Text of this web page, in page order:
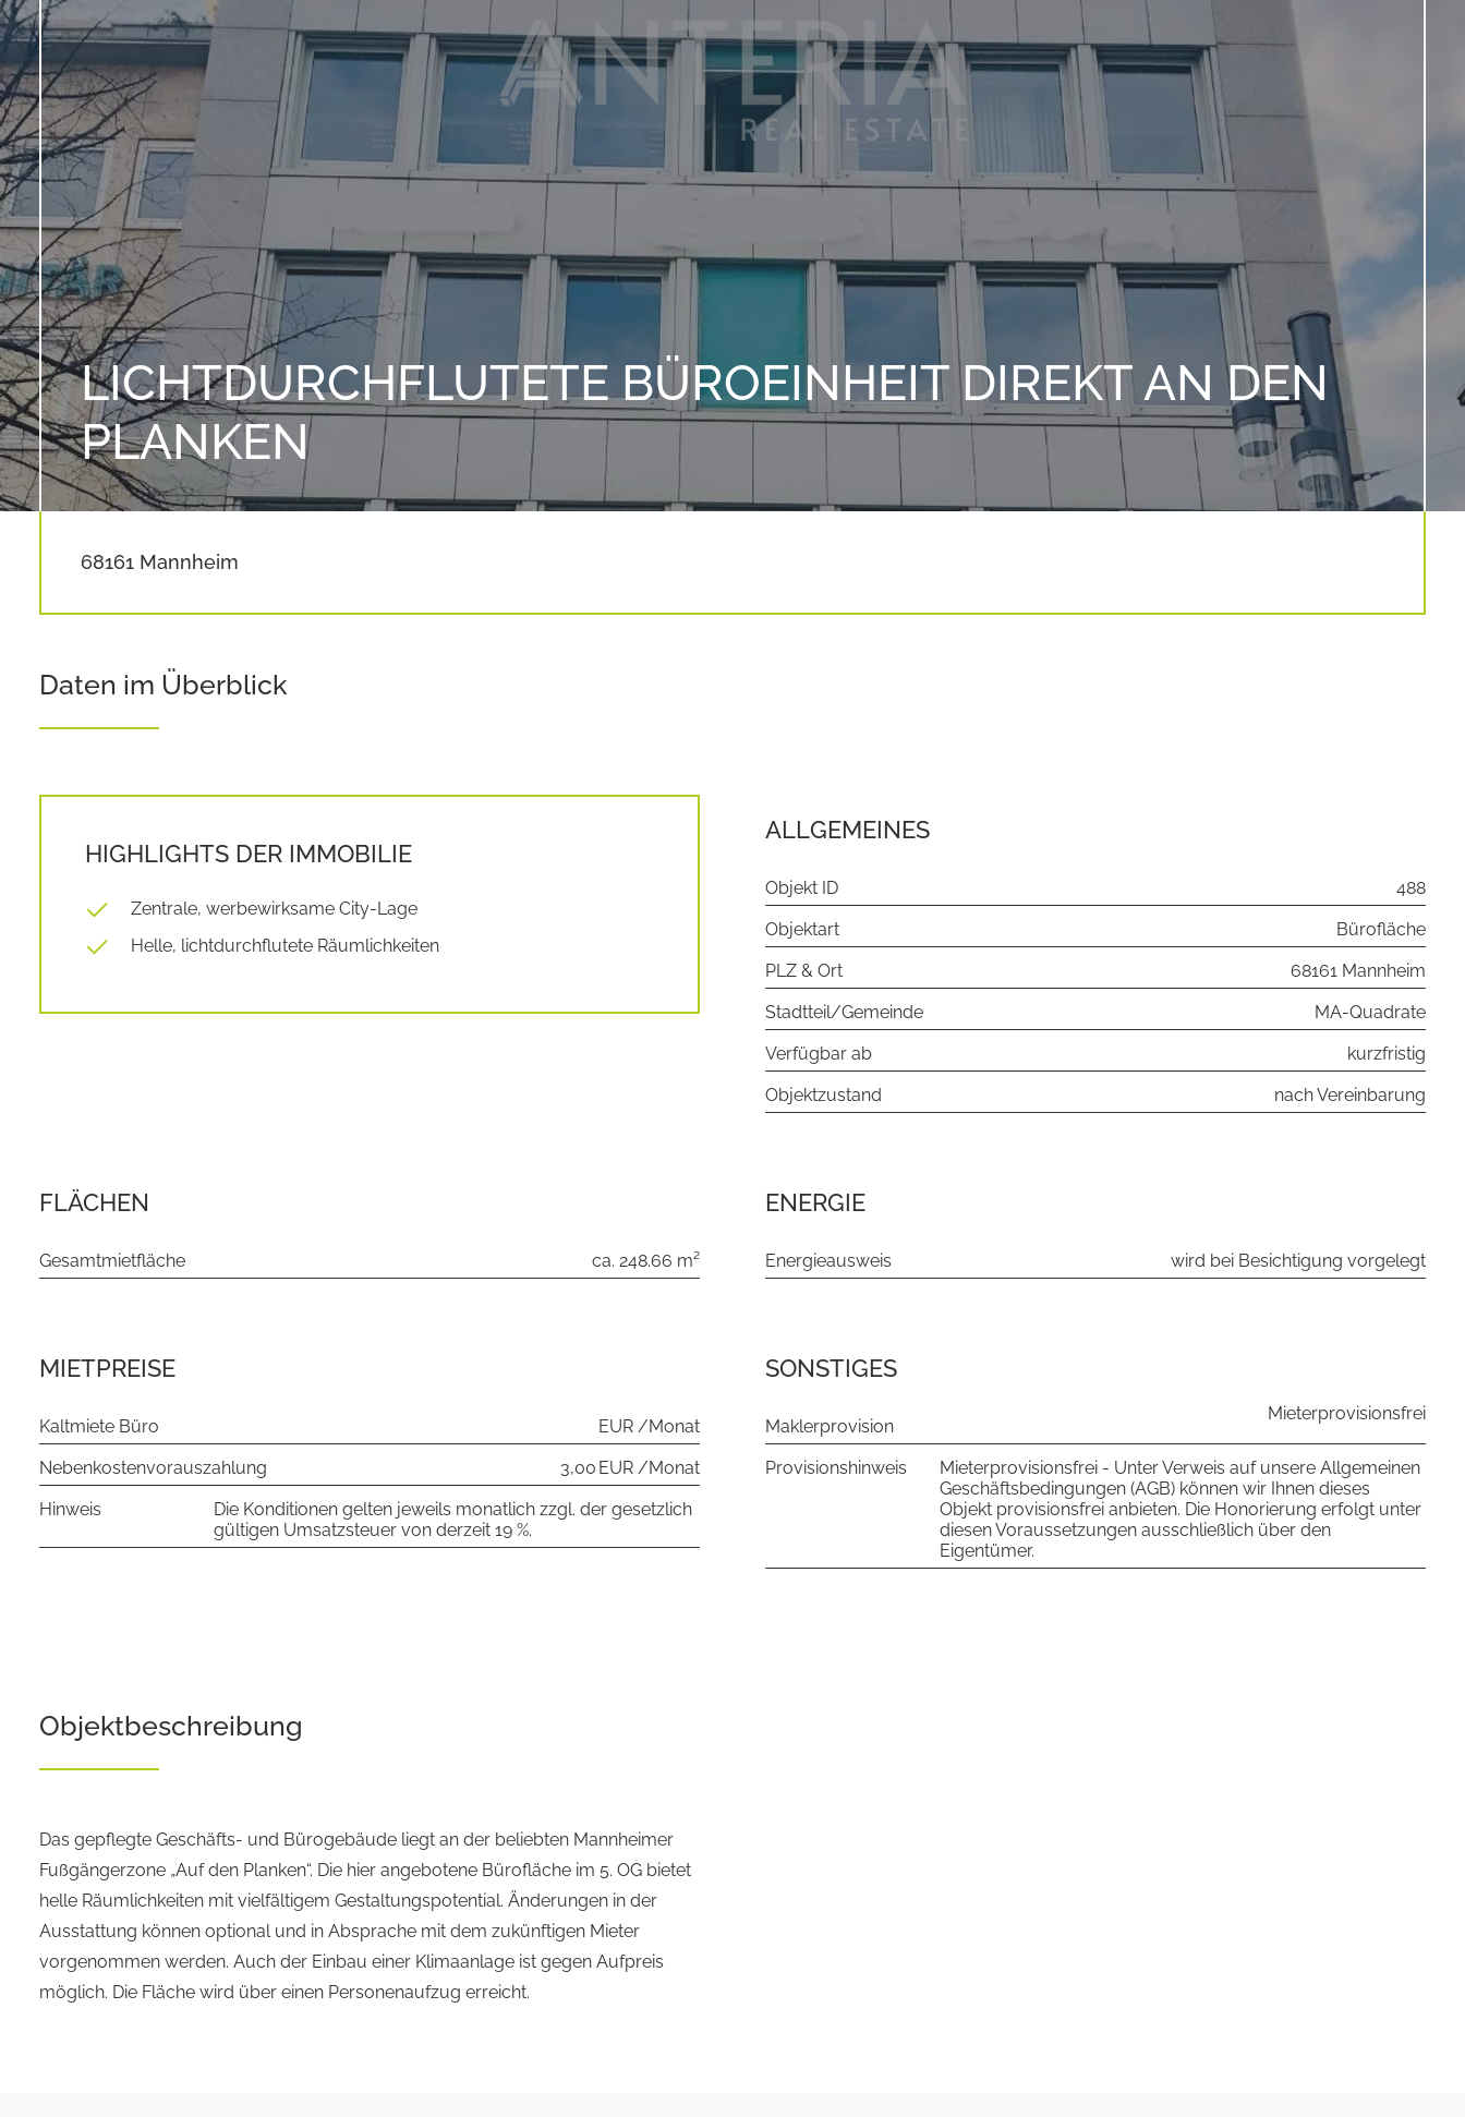
LICHTDURCHFLUTETE BÜROEINHEIT DIREKT AN DEN
PLANKEN
68161 Mannheim
Daten im Überblick
HIGHLIGHTS DER IMMOBILIE
Zentrale, werbewirksame City-Lage
Helle, lichtdurchflutete Räumlichkeiten
ALLGEMEINES
Objekt ID
488
Objektart
Bürofläche
PLZ & Ort
68161 Mannheim
Stadtteil/Gemeinde
MA-Quadrate
Verfügbar ab
kurzfristig
Objektzustand
nach Vereinbarung
FLÄCHEN
Gesamtmietfläche ca. 248.66 m²
ENERGIE
Energieausweis wird bei Besichtigung vorgelegt
MIETPREISE
Kaltmiete Büro
EUR /Monat
Nebenkostenvorauszahlung
3,00 EUR /Monat
Hinweis
Die Konditionen gelten jeweils monatlich zzgl. der gesetzlich
gültigen Umsatzsteuer von derzeit 19 %.
SONSTIGES
Maklerprovision
Mieterprovisionsfrei
Provisionshinweis
Mieterprovisionsfrei - Unter Verweis auf unsere Allgemeinen
Geschäftsbedingungen (AGB) können wir Ihnen dieses
Objekt provisionsfrei anbieten. Die Honorierung erfolgt unter
diesen Voraussetzungen ausschließlich über den
Eigentümer.
Objekt­beschreibung
Das gepflegte Geschäfts- und Bürogebäude liegt an der beliebten Mannheimer
Fußgängerzone „Auf den Planken“. Die hier angebotene Bürofläche im 5. OG bietet
helle Räumlichkeiten mit vielfältigem Gestaltungspotential. Änderungen in der
Ausstattung können optional und in Absprache mit dem zukünftigen Mieter
vorgenommen werden. Auch der Einbau einer Klimaanlage ist gegen Aufpreis
möglich. Die Fläche wird über einen Personenaufzug erreicht.